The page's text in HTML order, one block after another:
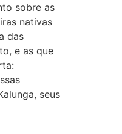
sobre as
nativas
das
e as que
seus